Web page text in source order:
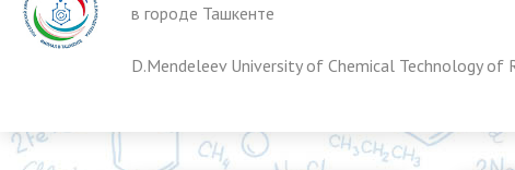
в городе Ташкенте
D.Mendeleev University of Chemical Technology of